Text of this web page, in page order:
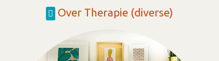
Over Therapie (diverse)